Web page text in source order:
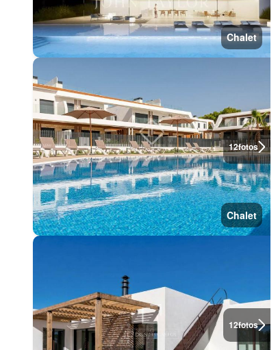
Chalet
12fotos
Chalet
12fotos